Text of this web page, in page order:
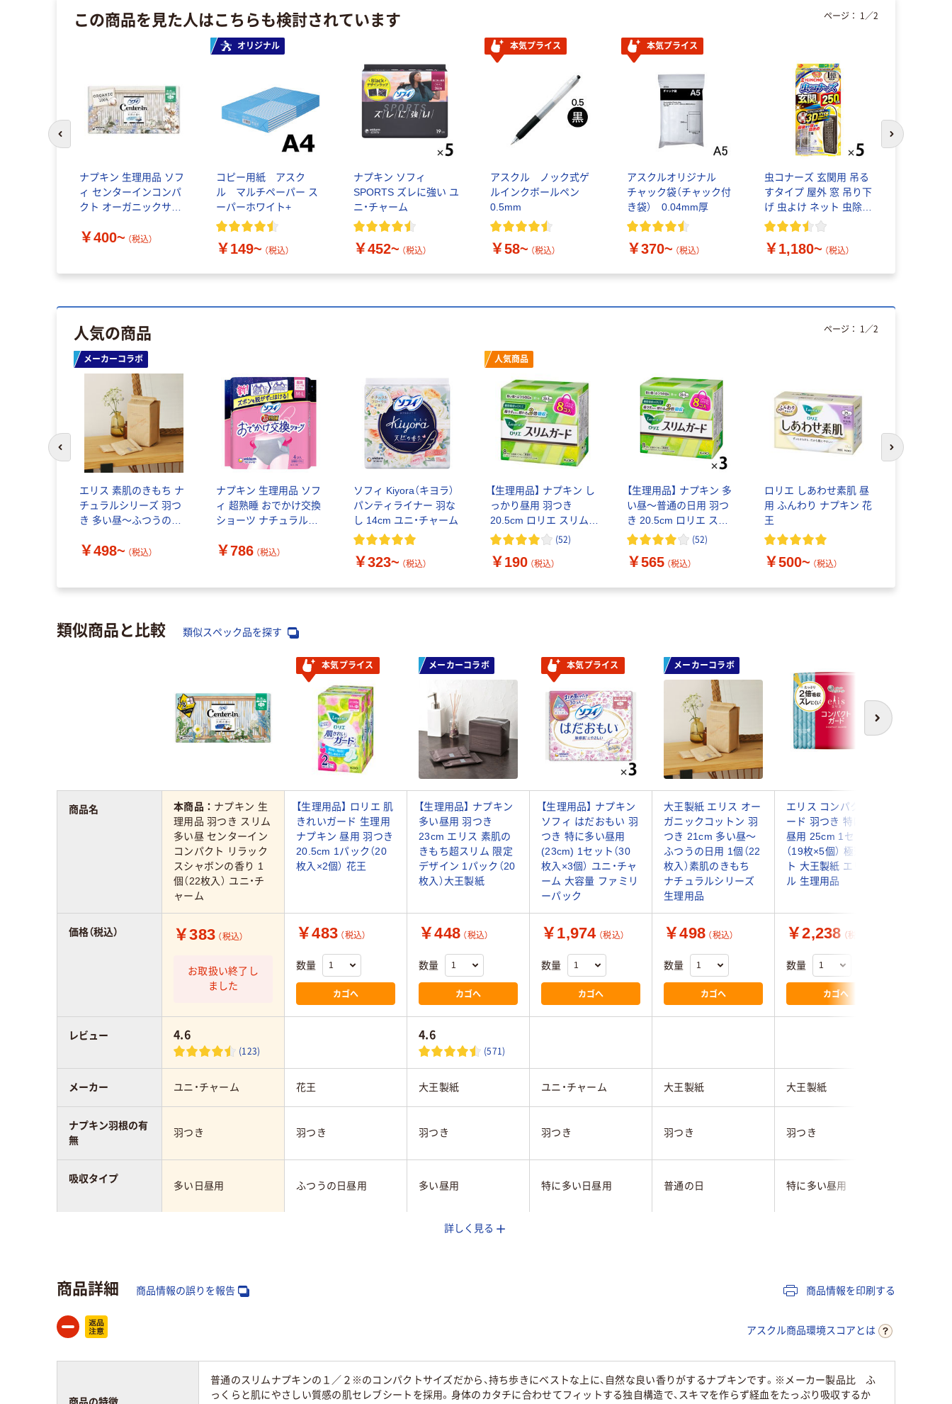
この商品を見た人はこちらも検討されています
ナプキン 生理用品 ソフ
ィ センターインコンパ
クト オーガニックサボ
￥400~ （税込）
オリジナル
コピー用紙 アスク
ル マルチペーパー ス
ーパーホワイト+
￥149~ （税込）
ナプキン ソフィ
SPORTS ズレに強い ユ
ニ・チャーム
￥452~ （税込）
本気プライス
アスクル ノック式ゲ
ルインクボールペン
0.5mm
￥58~ （税込）
本気プライス
アスクルオリジナル
チャック袋（チャック付
き袋） 0.04mm厚
￥370~ （税込）
虫コナーズ 玄関用 吊る
すタイプ 屋外 窓 吊り下
げ 虫よけ ネット 虫除け
防虫剤 KINCHO キンチ
￥1,180~ （税込）
ページ： 1 ／2
次のスライド
人気の商品
メーカーコラボ
エリス 素肌のきもち ナ
チュラルシリーズ 羽つ
き 多い昼～ふつうの日
￥498~ （税込）
ナプキン 生理用品 ソフ
ィ 超熟睡 おでかけ交換
ショーツ ナチュラルグ
（4枚）ユニ・チャーム
￥786 （税込）
ソフィ Kiyora（キヨラ）
パンティライナー 羽な
し 14cm ユニ・チャーム
￥323~ （税込）
人気商品
【生理用品】 ナプキン し
っかり昼用 羽つき
20.5cm ロリエ スリムガ
ード 1個（8枚） 花王
(52)
￥190 （税込）
【生理用品】 ナプキン 多
い昼～普通の日用 羽つ
き 20.5cm ロリエ スリ
ムガード 1セット（8枚入
(52)
￥565 （税込）
ロリエ しあわせ素肌 昼
用 ふんわり ナプキン 花
王
￥500~ （税込）
ページ： 1 ／2
前のスライドへ 次のスライド
類似商品と比較 類似スペック品を探す
次へ
本気プライス メーカーコラボ 本気プライス メーカーコラボ
本商品： ナプキン 生
理用品 羽つき スリム
多い昼 センターイン
コンパクト リラック
スシャボンの香り 1
個（22枚入） ユニ・チ
ャーム
【生理用品】 ロリエ 肌
きれいガード 生理用
ナプキン 昼用 羽つき
20.5cm 1パック（20
枚入×2個） 花王
【生理用品】 ナプキン
多い昼用 羽つき
23cm エリス 素肌の
きもち超スリム 限定
デザイン 1パック（20
枚入）大王製紙
【生理用品】 ナプキン
ソフィ はだおもい 羽
つき 特に多い昼用
(23cm) 1セット（30
枚入×3個） ユニ・チャ
ーム 大容量 ファミリ
ーパック
大王製紙 エリス オー
ガニックコットン 羽
つき 21cm 多い昼～
ふつうの日用 1個（22
枚入）素肌のきもち
ナチュラルシリーズ
生理用品
エリス コンパクトガ
ード 羽つき 特に多い
昼用 25cm 1セット
（19枚×5個） 極薄シー
ト 大王製紙 エリエー
ル 生理用品
￥383 （税込）
お取扱い終了し
ました
￥483 （税込）
数量
カゴへ
￥448 （税込）
数量
カゴへ
￥1,974 （税込）
数量
カゴへ
￥498 （税込）
数量
カゴへ
￥2,238 （税込）
数量
カゴへ
4.6
(123)
4.6
(571)
ユニ・チャーム 花王 大王製紙 ユニ・チャーム 大王製紙 大王製紙
羽つき 羽つき 羽つき 羽つき 羽つき 羽つき
多い日昼用 ふつうの日昼用 多い昼用 特に多い日昼用 普通の日 特に多い昼用
肌ケアスリム
チレン
エチレン
通常品
20.5ｃｍ 23cm 23cm 21cm 25cm
商品名
価格（税込）
レビュー
メーカー
ナプキン羽根の有
無
吸収タイプ
容量タイプ
詳しく見る
商品詳細 商品情報の誤りを報告 商品情報を印刷する
アスクル商品環境スコアとは
商品の特徴
普通のスリムナプキンの１／２※のコンパクトサイズだから、持ち歩きにベストな上に、自然な良い香りがするナプキンです。※メーカー製品比 ふ
っくらと肌にやさしい質感の肌セレブシートを採用。身体のカタチに合わせてフィットする独自構造で、スキマを作らず経血をたっぷり吸収するか